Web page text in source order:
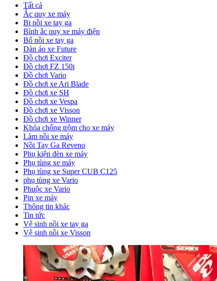
Tất cả
Ắc quy xe máy
Bi nồi xe tay ga
Bình ắc quy xe máy điện
Bố nồi xe tay ga
Dàn áo xe Future
Đồ chơi Exciter
Đồ chơi FZ 150i
Đồ chơi Vario
Đồ chơi xe Ari Blade
Đồ chơi xe SH
Đồ chơi xe Vespa
Đồ chơi xe Visson
Đồ chơi xe Winner
Khóa chống trộm cho xe máy
Làm nồi xe máy
Nồi Tay Ga Reveno
Phụ kiện đèn xe máy
Phụ tùng xe máy
Phụ tùng xe Super CUB C125
phụ tùng xe Vario
Phuộc xe Vario
Pin xe máy
Thông tin khác
Tin tức
Vệ sinh nồi xe tay ga
Vệ sinh nồi xe Visson